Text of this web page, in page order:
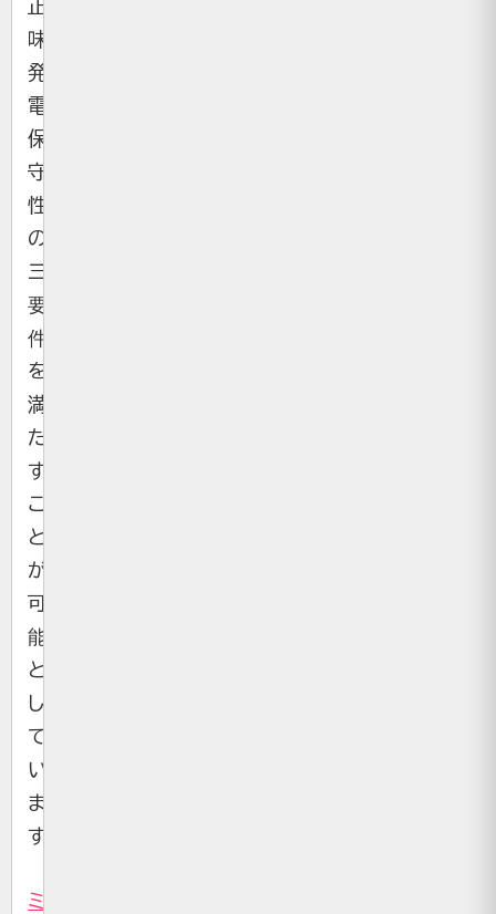
正
味
発
電・
保
守
性
の
三
要
件
を
満
た
す
こ
と
が
可
能
と
し
て
い
ま
す。
ミ